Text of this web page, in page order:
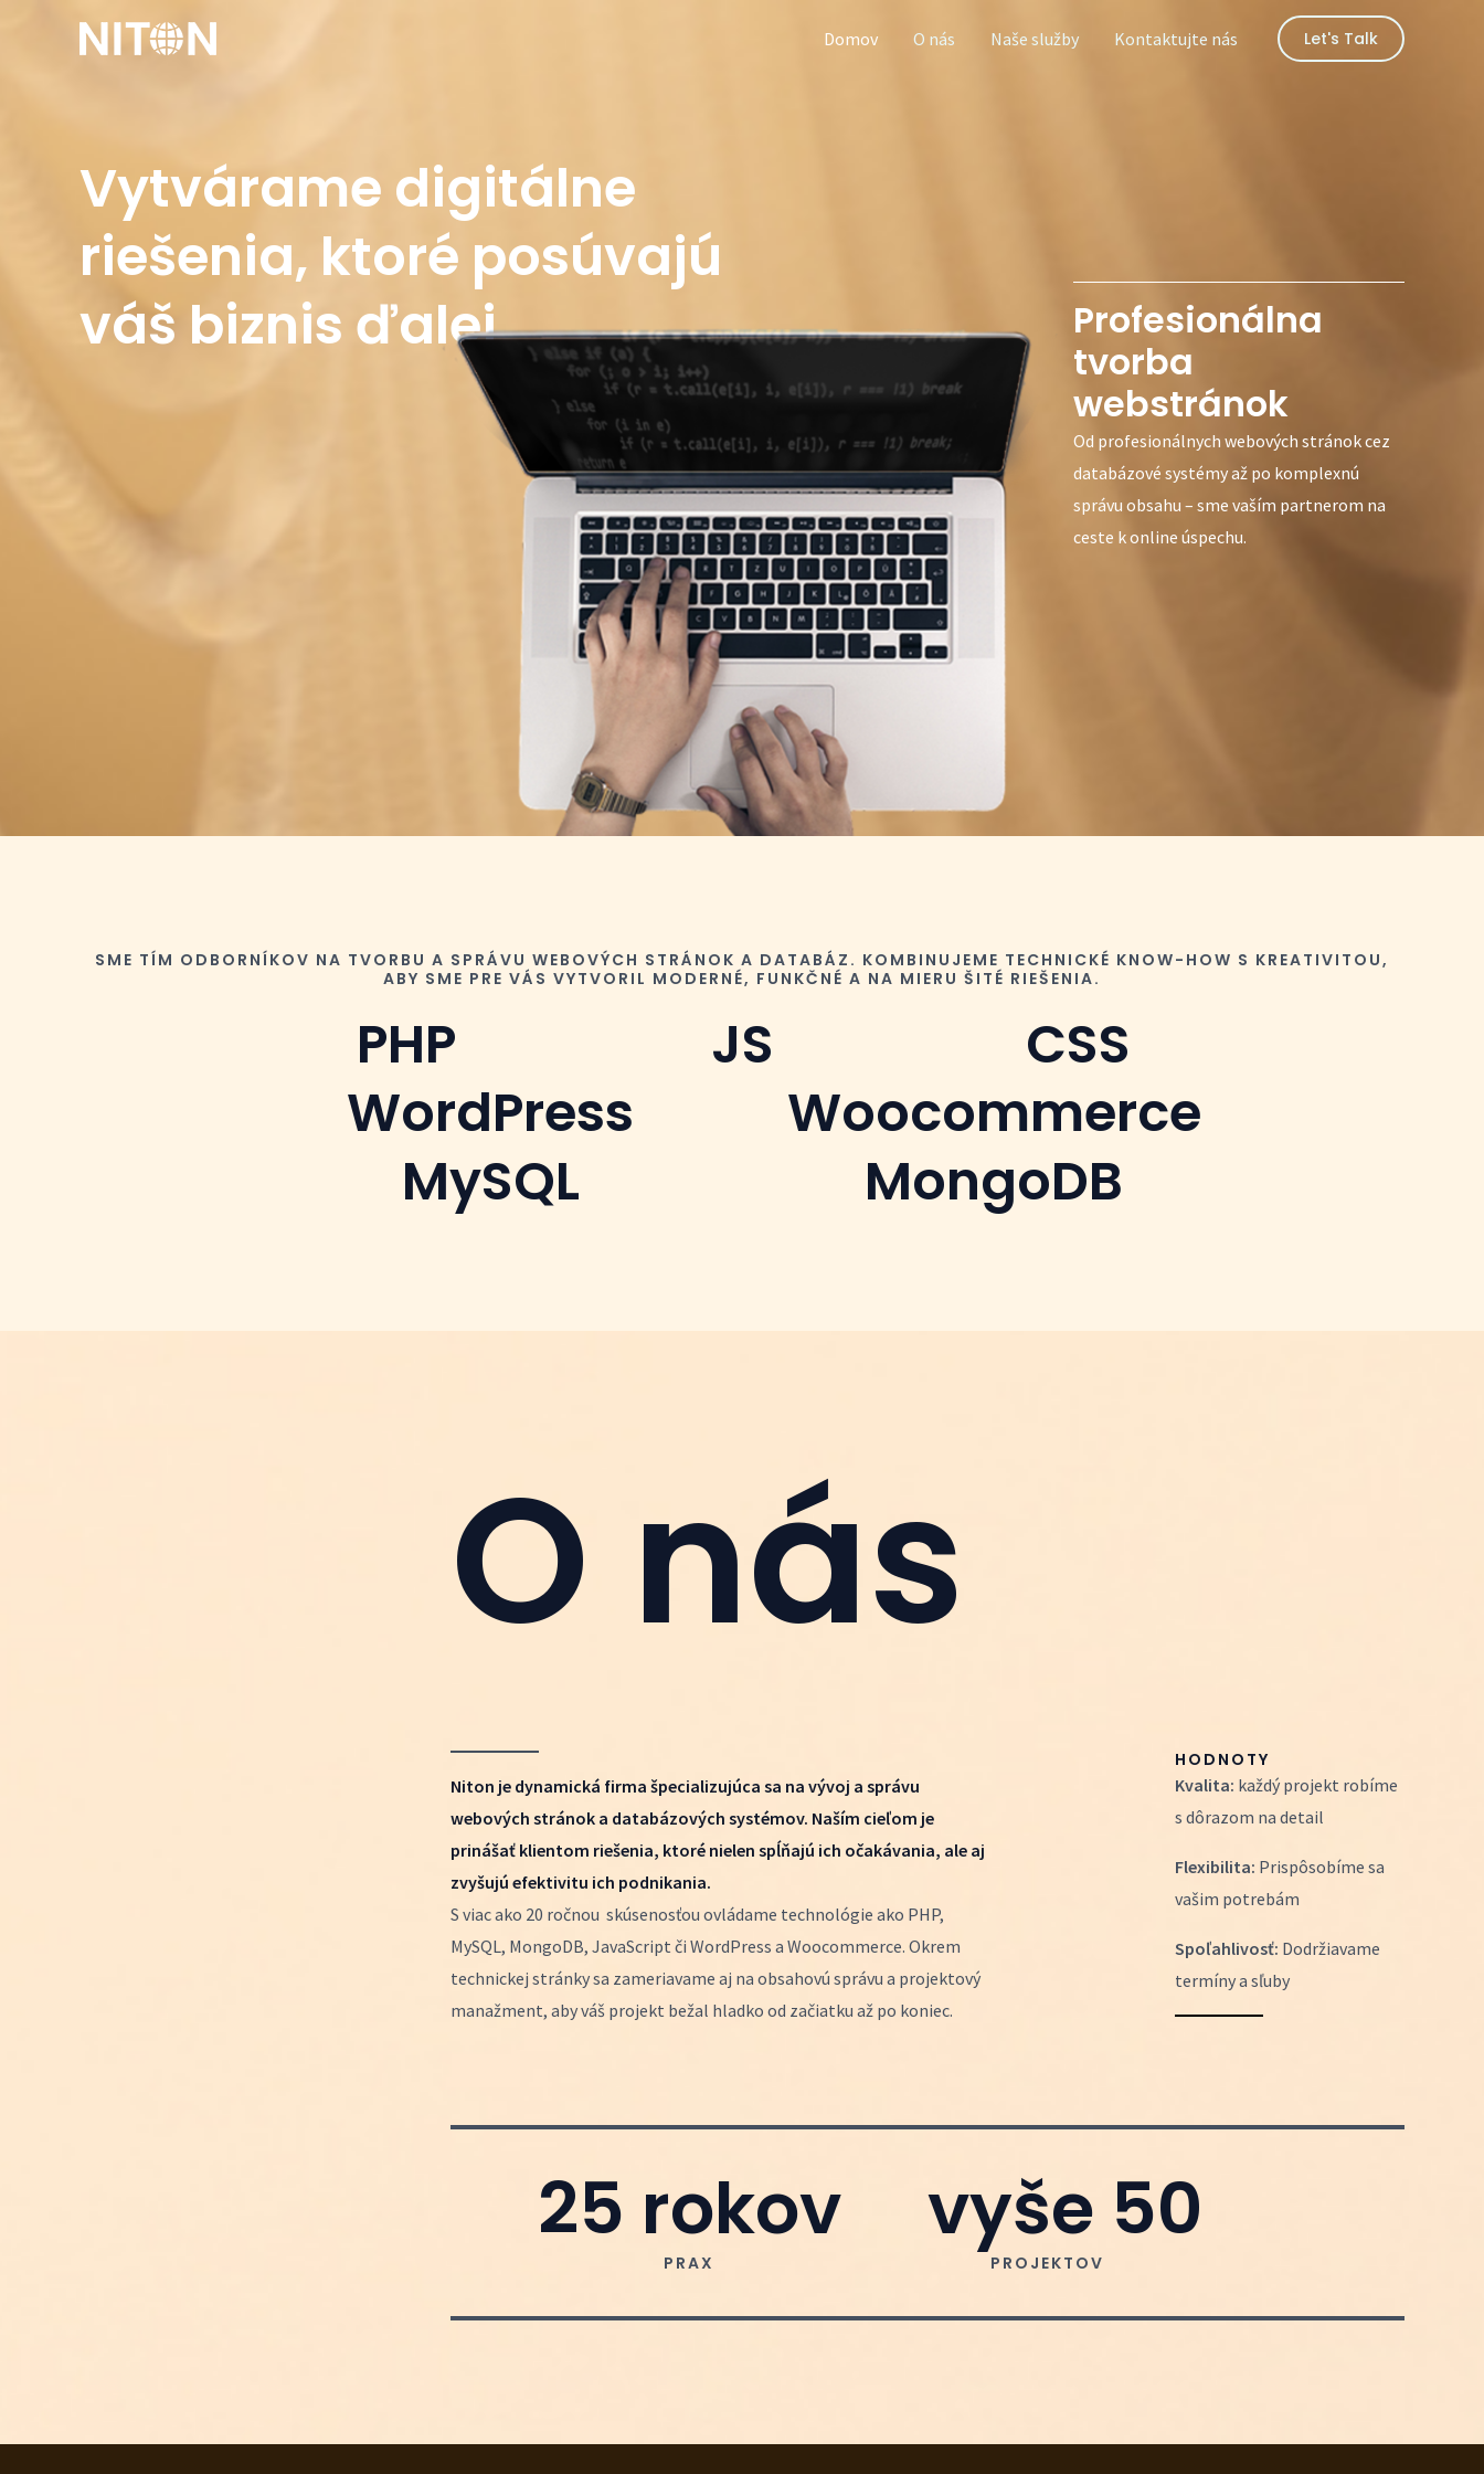
Domov O nás Naše služby Kontaktujte nás Let's Talk
Vytvárame digitálne
riešenia, ktoré posúvajú
váš biznis ďalej
Profesionálna
tvorba
webstránok
Od profesionálnych webových stránok cez
databázové systémy až po komplexnú
správu obsahu – sme vaším partnerom na
ceste k online úspechu.
SME TÍM ODBORNÍKOV NA TVORBU A SPRÁVU WEBOVÝCH STRÁNOK A DATABÁZ. KOMBINUJEME TECHNICKÉ KNOW-HOW S KREATIVITOU,
ABY SME PRE VÁS VYTVORIL MODERNÉ, FUNKČNÉ A NA MIERU ŠITÉ RIEŠENIA.
PHP JS
CSS
WordPress
Woocommerce
MySQL
MongoDB
O nás
Niton je dynamická firma špecializujúca sa na vývoj a správu
webových stránok a databázových systémov. Naším cieľom je
prinášať klientom riešenia, ktoré nielen spĺňajú ich očakávania, ale aj
zvyšujú efektivitu ich podnikania.
S viac ako 20 ročnou skúsenosťou ovládame technológie ako PHP,
MySQL, MongoDB, JavaScript či WordPress a Woocommerce. Okrem
technickej stránky sa zameriavame aj na obsahovú správu a projektový
manažment, aby váš projekt bežal hladko od začiatku až po koniec.
HODNOTY
Kvalita: každý projekt robíme
s dôrazom na detail
Flexibilita: Prispôsobíme sa
vašim potrebám
Spoľahlivosť: Dodržiavame
termíny a sľuby
PRAX
25 rokov
PROJEKTOV
vyše 50